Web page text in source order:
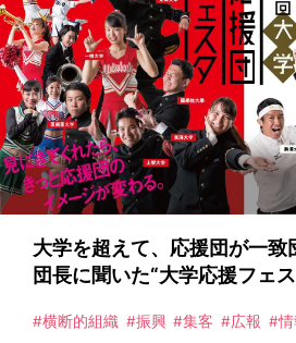
大学を超えて、応援団が一致
団長に聞いた“大学応援フェ
横断的組織 振興 集客 広報